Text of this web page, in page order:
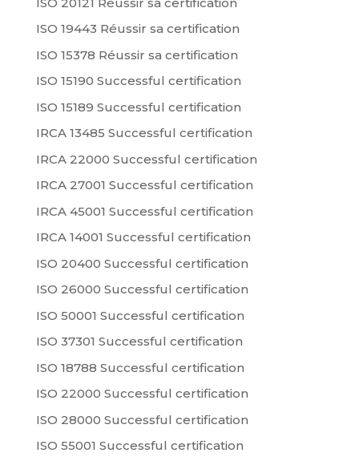
ISO 19443 Réussir sa certification
ISO 15378 Réussir sa certification
ISO 15190 Successful certification
ISO 15189 Successful certification
IRCA 13485 Successful certification
IRCA 22000 Successful certification
IRCA 27001 Successful certification
IRCA 45001 Successful certification
IRCA 14001 Successful certification
ISO 20400 Successful certification
ISO 26000 Successful certification
ISO 50001 Successful certification
ISO 37301 Successful certification
ISO 18788 Successful certification
ISO 22000 Successful certification
ISO 28000 Successful certification
ISO 55001 Successful certification